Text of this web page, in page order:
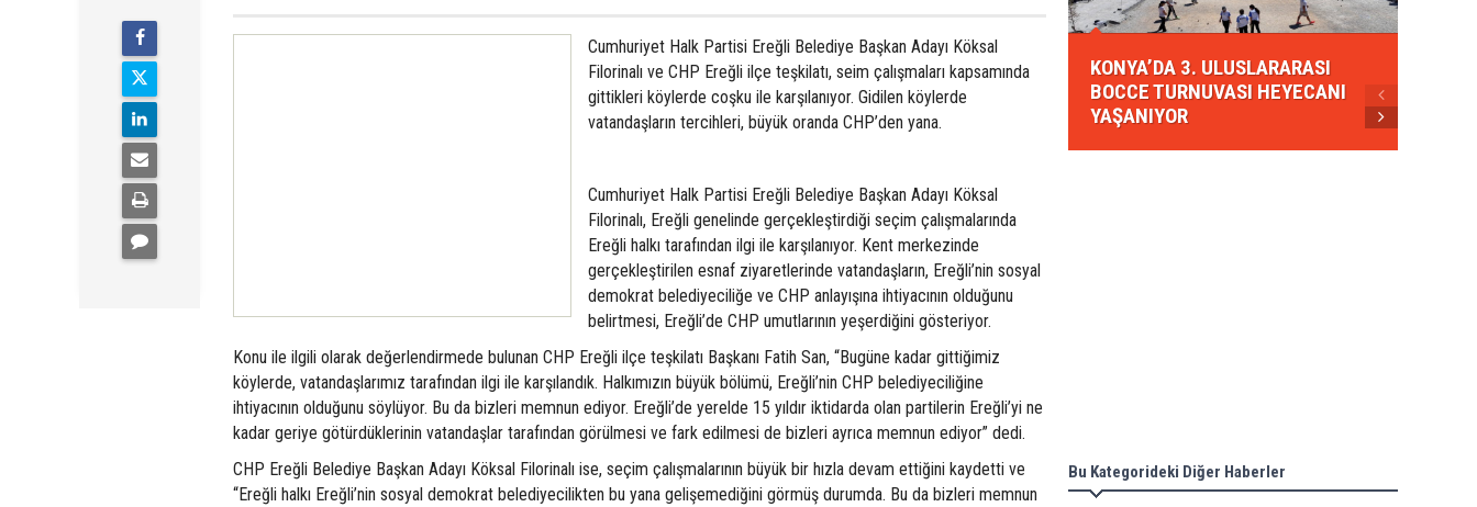
Cumhuriyet Halk Partisi Ereğli Belediye Başkan Adayı Köksal
Filorinalı ve CHP Ereğli ilçe teşkilatı, seim çalışmaları kapsamında
gittikleri köylerde coşku ile karşılanıyor. Gidilen köylerde
vatandaşların tercihleri, büyük oranda CHP’den yana.
Cumhuriyet Halk Partisi Ereğli Belediye Başkan Adayı Köksal
Filorinalı, Ereğli genelinde gerçekleştirdiği seçim çalışmalarında
Ereğli halkı tarafından ilgi ile karşılanıyor. Kent merkezinde
gerçekleştirilen esnaf ziyaretlerinde vatandaşların, Ereğli’nin sosyal
demokrat belediyeciliğe ve CHP anlayışına ihtiyacının olduğunu
belirtmesi, Ereğli’de CHP umutlarının yeşerdiğini gösteriyor.
Konu ile ilgili olarak değerlendirmede bulunan CHP Ereğli ilçe teşkilatı Başkanı Fatih San, “Bugüne kadar gittiğimiz
köylerde, vatandaşlarımız tarafından ilgi ile karşılandık. Halkımızın büyük bölümü, Ereğli’nin CHP belediyeciliğine
ihtiyacının olduğunu söylüyor. Bu da bizleri memnun ediyor. Ereğli’de yerelde 15 yıldır iktidarda olan partilerin Ereğli’yi ne
kadar geriye götürdüklerinin vatandaşlar tarafından görülmesi ve fark edilmesi de bizleri ayrıca memnun ediyor” dedi.
CHP Ereğli Belediye Başkan Adayı Köksal Filorinalı ise, seçim çalışmalarının büyük bir hızla devam ettiğini kaydetti ve
“Ereğli halkı Ereğli’nin sosyal demokrat belediyecilikten bu yana gelişemediğini görmüş durumda. Bu da bizleri memnun
KONYA’DA 3. ULUSLARARASI
BOCCE TURNUVASI HEYECANI
YAŞANIYOR
Bu Kategorideki Diğer Haberler